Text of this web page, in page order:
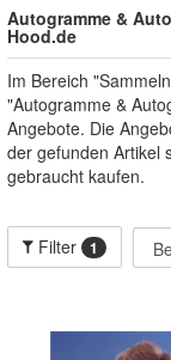
Autogramme &
Hood.de
Im Bereich
"Autogramme &
Angebote. Die
der gefunden Artikel
gebraucht kaufen.
Filter 1